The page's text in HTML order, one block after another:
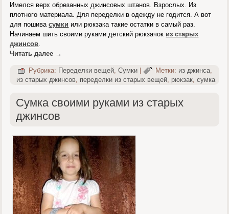
Имелся верх обрезанных джинсовых штанов. Взрослых. Из
плотного материала. Для переделки в одежду не годится. А вот
для пошивасумки или рюкзака такие остатки в самый раз.
Начинаем шить своими руками детский рюкзачок из старых
джинсов
Читать далее →
Рубрика: Переделки вещей,Сумки | Метки: из джинса,
из старых джинсов переделки из старых вещей рюкзак ,сумка
Сумка своими руками из старых
джинсов